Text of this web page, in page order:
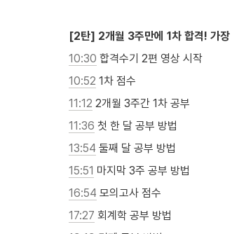
[2탄] 2개월 3주만에 1차 합격! 가장
10:30 합격수기 2편 영상 시작
10:52 1차 점수
11:12 2개월 3주간 1차 공부
11:36 첫 한 달 공부 방법
13:54 둘째 달 공부 방법
15:51 마지막 3주 공부 방법
16:54 모의고사 점수
17:27 회계학 공부 방법